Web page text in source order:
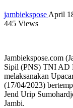
jambiekspose April
445 Views
Jambiekspose.com
Sipil (PNS) TNI AD
melaksanakan
(17/04/2023)
Jend Urip
Jambi.